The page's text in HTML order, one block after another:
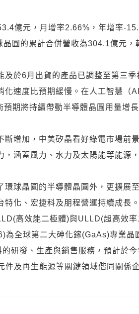
億元，月增率2.66%，年增率-
圓的累計合併營收為304.1億元，
於6月出貨的產品已調整至第三季
速度比預期緩慢。在人工智慧（
期將持續帶動半導體晶圓用量增
增加，中美矽晶看好綠電市場前
涵蓋風力、水力及太陽能等能源
球晶圓的半導體晶圓外，更擴展
化、宏捷科及朋程營運持續成長
高效能二極體)與ULLD(超高效率
全球第二大砷化鎵(GaAs)專業晶
研發、生產與銷售服務，預計於
及再生能源等關鍵領域偕同關係